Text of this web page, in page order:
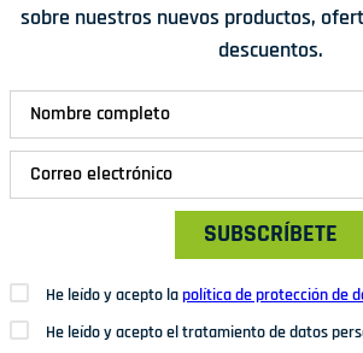
sobre nuestros nuevos productos,
descuentos.
SUBSCRÍBETE
He leído y acepto lapolítica de protección de
He leído y acepto el tratamiento de datos